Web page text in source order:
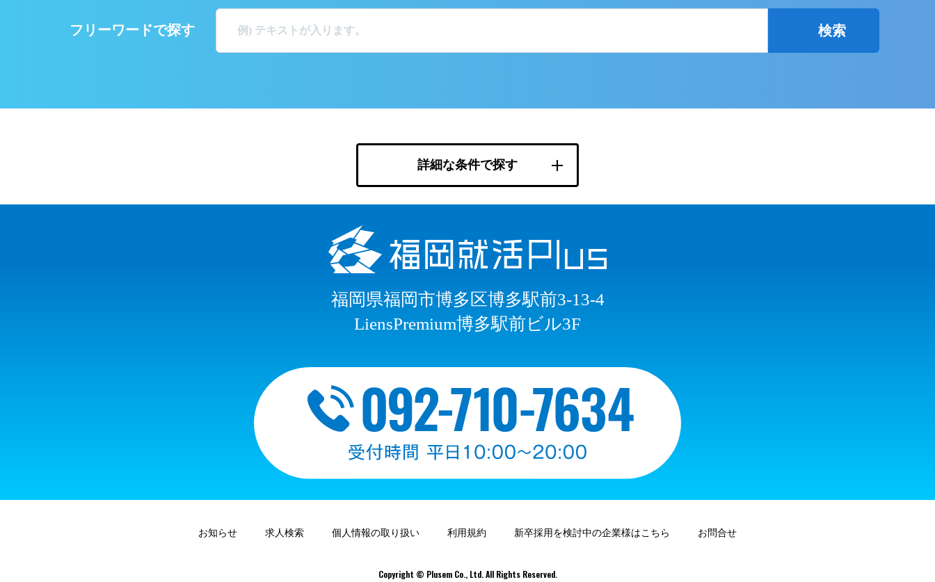
フリーワードで探す
詳細な条件で探す
福岡県福岡市博多区博多駅前3-13-4
LiensPremium博多駅前ビル3F
お知らせ 求人検索 個人情報の取り扱い 利用規約 新卒採用を検討中の企業様はこちら お問合せ
Copyright © Plusem Co., Ltd. All Rights Reserved.